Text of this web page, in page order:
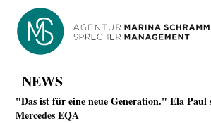
NEWS
"Das ist für eine neue Generation." Ela
Mercedes EQA